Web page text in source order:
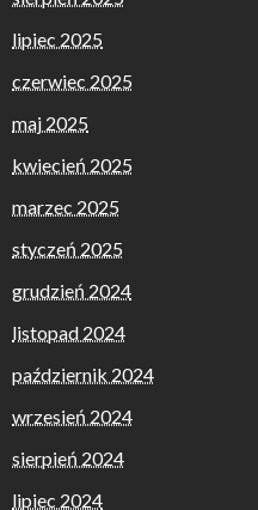
lipiec 2025
czerwiec 2025
maj 2025
kwiecień 2025
marzec 2025
styczeń 2025
grudzień 2024
listopad 2024
październik 2024
wrzesień 2024
sierpień 2024
lipiec 2024